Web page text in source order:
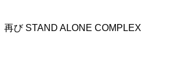
再び STAND ALONE COMPLEX